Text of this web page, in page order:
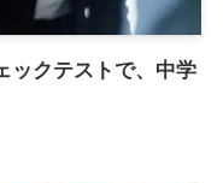
ックテストで、中学